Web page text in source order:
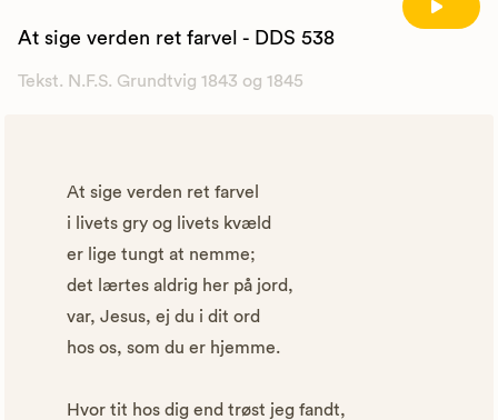
At sige verden ret farvel - DDS 538
Tekst. N.F.S. Grundtvig 1843 og 1845
At sige verden ret farvel
i livets gry og livets kvæld
er lige tungt at nemme;
det lærtes aldrig her på jord,
var, Jesus, ej du i dit ord
hos os, som du er hjemme.
Hvor tit hos dig end trøst jeg fandt,